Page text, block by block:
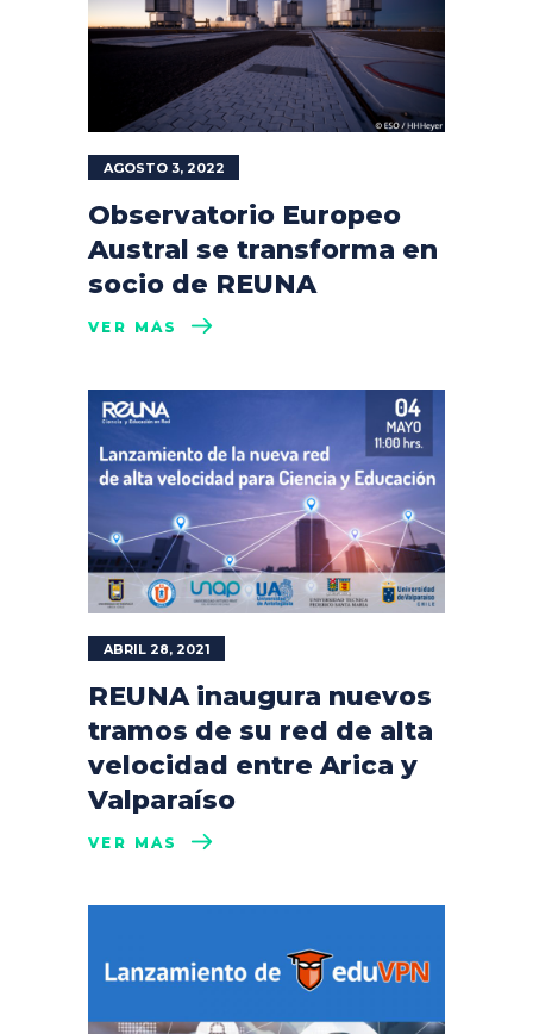
AGOSTO 3, 2022
Observatorio Europeo
Austral se transforma en
socio de REUNA
VER MÁS
ABRIL 28, 2021
REUNA inaugura nuevos
tramos de su red de alta
velocidad entre Arica y
Valparaíso
VER MÁS